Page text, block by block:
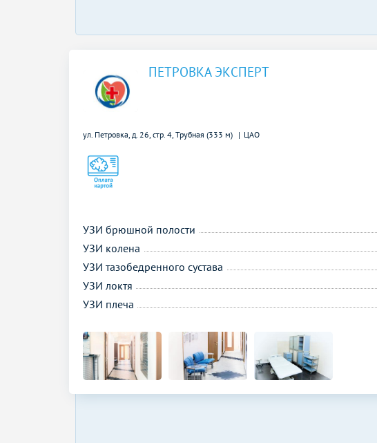
ПЕТРОВКА ЭКСПЕРТ
ул. Петровка, д. 26, стр. 4, Трубная (333 м) ЦАО
УЗИ брюшной полости
УЗИ колена
УЗИ тазобедренного сустава
УЗИ локтя
УЗИ плеча